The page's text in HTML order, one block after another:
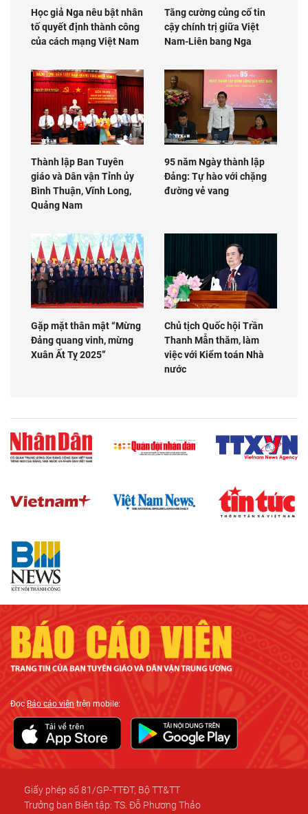
Học giả Nga nêu bật nhân
tố quyết định thành công
của cách mạng Việt Nam
Tăng cường củng cố tin
cậy chính trị giữa Việt
Nam-Liên bang Nga
Thành lập Ban Tuyên
giáo và Dân vận Tỉnh ủy
Bình Thuận, Vĩnh Long,
Quảng Nam
95 năm Ngày thành lập
Đảng: Tự hào với chặng
đường vẻ vang
Gặp mặt thân mật “Mừng
Đảng quang vinh, mừng
Xuân Ất Tỵ 2025”
Chủ tịch Quốc hội Trần
Thanh Mẫn thăm, làm
việc với Kiểm toán Nhà
nước
ĐọcBáo cáo viên trên mobile:
Giấy phép số 81/GP-TTĐT, Bộ TT&TT
Trưởng ban Biên tập: TS. Đỗ Phương Thảo